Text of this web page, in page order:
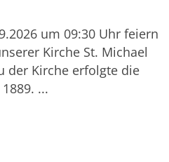
um 09:30 Uhr feiern
Kirche St. Michael
der Kirche erfolgte die
...